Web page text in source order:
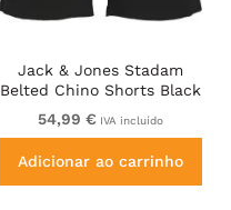
Jack & Jones Stadam
Belted Chino Shorts Black
54,99 € IVA incluído
Adicionar ao carrinho